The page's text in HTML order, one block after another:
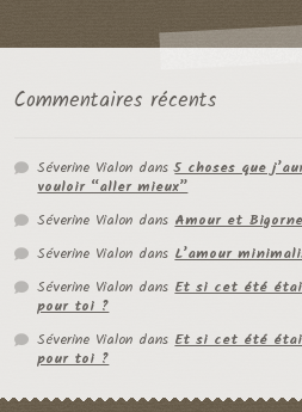
Commentaires récents
Séverine Vialon dans5 choses que
vouloir “aller mieux”
Séverine Vialon dansAmour et
Séverine Vialon dansL’amour
Séverine Vialon dansEt si cet été
pour toi ?
Séverine Vialon dansEt si cet été
pour toi ?